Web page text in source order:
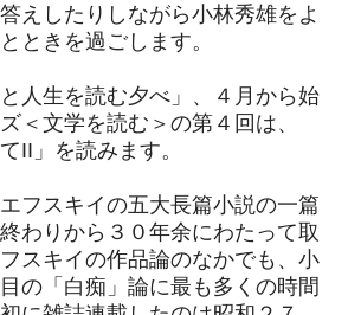
えしたりしながら小林秀雄をよ
ときを過ごします。
人生を読む夕べ」、４月から始
＜文学を読む＞の第４回は、
II」を読みます。
フスキイの五大長篇小説の一篇
わりから３０年余にわたって取
スキイの作品論のなかでも、小
の「白痴」論に最も多くの時間